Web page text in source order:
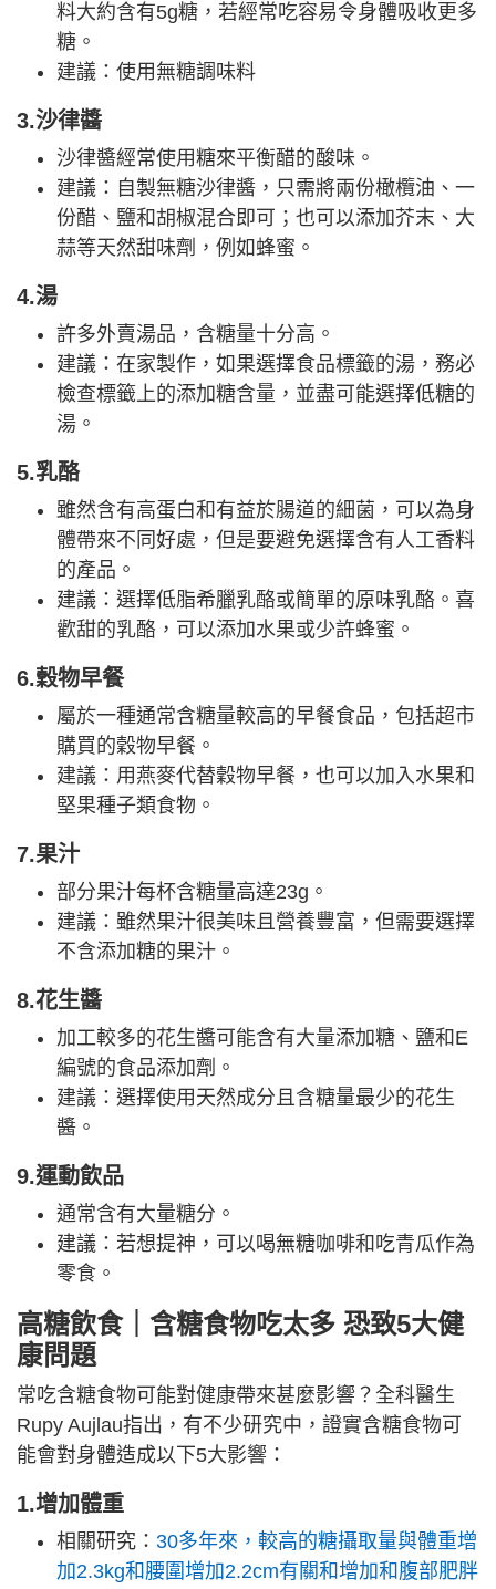
料大約含有5g糖，若經常吃容易令身體吸收更多
糖。
建議：使用無糖調味料
3.沙律醬
沙律醬經常使用糖來平衡醋的酸味。
建議：自製無糖沙律醬，只需將兩份橄欖油、一
份醋、鹽和胡椒混合即可；也可以添加芥末、大
蒜等天然甜味劑，例如蜂蜜。
4.湯
許多外賣湯品，含糖量十分高。
建議：在家製作，如果選擇食品標籤的湯，務必
檢查標籤上的添加糖含量，並盡可能選擇低糖的
湯。
5.乳酪
雖然含有高蛋白和有益於腸道的細菌，可以為身
體帶來不同好處，但是要避免選擇含有人工香料
的產品。
建議：選擇低脂希臘乳酪或簡單的原味乳酪。喜
歡甜的乳酪，可以添加水果或少許蜂蜜。
6.穀物早餐
屬於一種通常含糖量較高的早餐食品，包括超市
購買的穀物早餐。
建議：用燕麥代替穀物早餐，也可以加入水果和
堅果種子類食物。
7.果汁
部分果汁每杯含糖量高達23g。
建議：雖然果汁很美味且營養豐富，但需要選擇
不含添加糖的果汁。
8.花生醬
加工較多的花生醬可能含有大量添加糖、鹽和E
編號的食品添加劑。
建議：選擇使用天然成分且含糖量最少的花生
醬。
9.運動飲品
通常含有大量糖分。
建議：若想提神，可以喝無糖咖啡和吃青瓜作為
零食。
高糖飲食｜含糖食物吃太多 恐致5大健
康問題
常吃含糖食物可能對健康帶來甚麼影響？全科醫生
Rupy Aujlau指出，有不少研究中，證實含糖食物可
能會對身體造成以下5大影響：
1.增加體重
相關研究： 30多年來，較高的糖攝取量與體重增
加2.3kg和腰圍增加2.2cm有關和增加和腹部肥胖